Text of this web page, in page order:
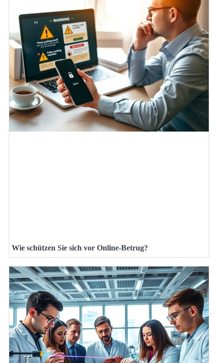
Wie schützen Sie sich vor Online-Betrug?